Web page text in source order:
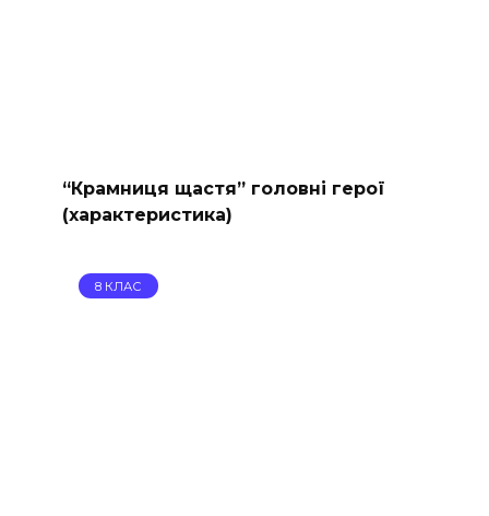
“Крамниця щастя” головні герої
(характеристика)
8 КЛАС